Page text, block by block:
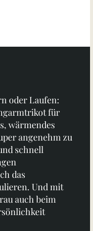
oder Laufen:
für
wärmendes
angenehm zu
schnell
das
Und mit
auch beim